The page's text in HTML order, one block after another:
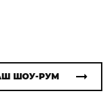
ШОУ-РУМ